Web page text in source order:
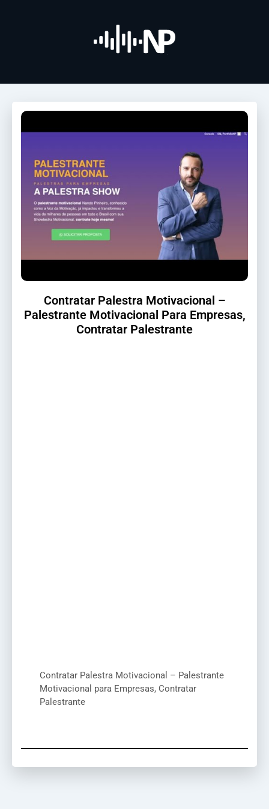
Contratar Palestra Motivacional –
Palestrante Motivacional Para Empresas,
Contratar Palestrante
Contratar Palestra Motivacional – Palestrante
Motivacional para Empresas, Contratar
Palestrante